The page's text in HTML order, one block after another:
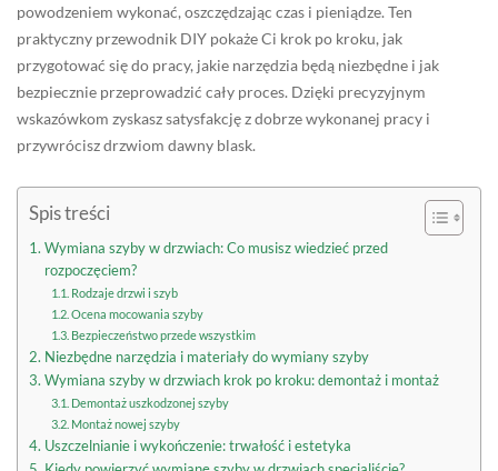
powodzeniem wykonać, oszczędzając czas i pieniądze. Ten
praktyczny przewodnik DIY pokaże Ci krok po kroku, jak
przygotować się do pracy, jakie narzędzia będą niezbędne i jak
bezpiecznie przeprowadzić cały proces. Dzięki precyzyjnym
wskazówkom zyskasz satysfakcję z dobrze wykonanej pracy i
przywrócisz drzwiom dawny blask.
Spis treści
Wymiana szyby w drzwiach: Co musisz wiedzieć przed
rozpoczęciem?
Rodzaje drzwi i szyb
Ocena mocowania szyby
Bezpieczeństwo przede wszystkim
Niezbędne narzędzia i materiały do wymiany szyby
Wymiana szyby w drzwiach krok po kroku: demontaż i montaż
Demontaż uszkodzonej szyby
Montaż nowej szyby
Uszczelnianie i wykończenie: trwałość i estetyka